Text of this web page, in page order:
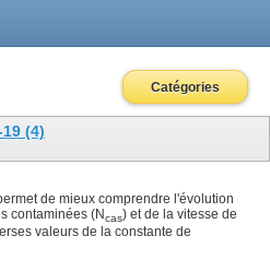
Catégories
(4)
de mieux comprendre l'évolution
contaminées (Ncas) et de la vitesse de
valeurs de la constante de